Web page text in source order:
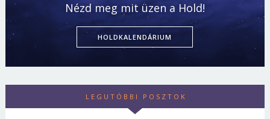
Nézd meg mit üzen a Hold!
HOLDKALENDÁRIUM
LEGUTÓBBI POSZTOK